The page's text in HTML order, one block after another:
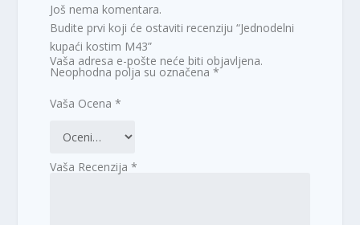
Još nema komentara.
Budite prvi koji će ostaviti recenziju “Jednodelni
kupaći kostim M43”
Vaša adresa e-pošte neće biti objavljena.
Neophodna polja su označena*
Vaša Ocena*
Vaša Recenzija*